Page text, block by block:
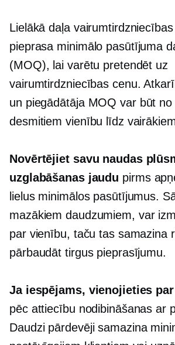
Lielākā daļa
pieprasa minimālo pasūtījuma
(MOQ), lai varētu pretendēt uz
vairumtirdzniecības cenu.
un piegādātāja MOQ var būt no
desmitiem vienību līdz
Novērtējiet savu naudas
uzglabāšanas jaudu pirms
lielus minimālos pasūtījumus.
mazākiem daudzumiem, var
par vienību, taču tas samazina
pārbaudāt tirgus pieprasījumu.
Ja iespējams, vienojieties
pēc attiecību nodibināšanas ar
Daudzi pārdevēji samazina